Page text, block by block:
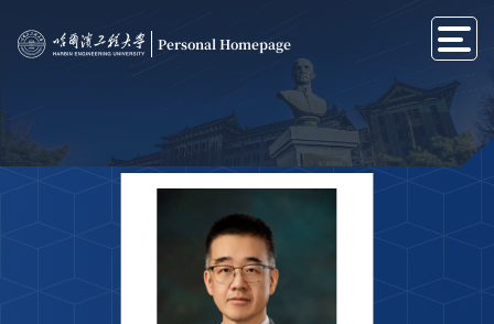
Personal Homepage